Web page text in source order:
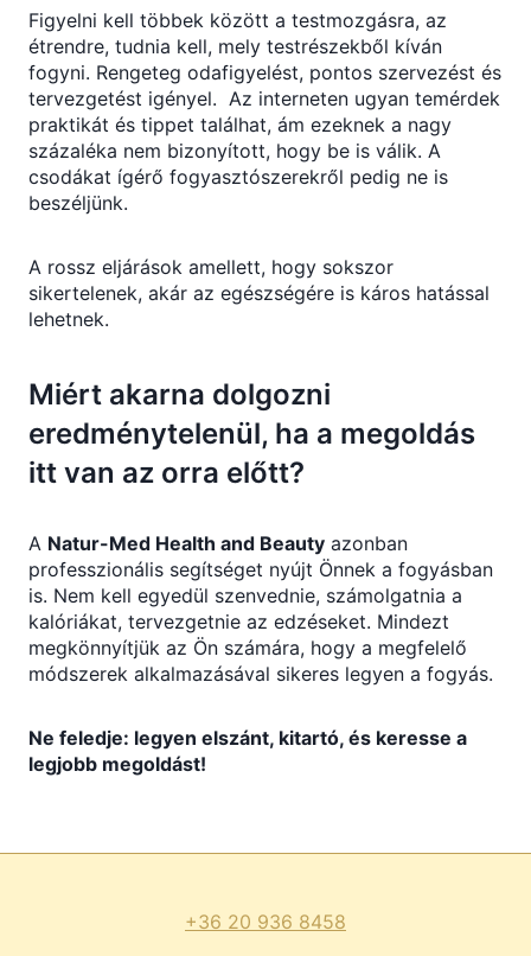
Figyelni kell többek között a testmozgásra, az
étrendre, tudnia kell, mely testrészekből kíván
fogyni. Rengeteg odafigyelést, pontos szervezést és
tervezgetést igényel. Az interneten ugyan temérdek
praktikát és tippet találhat, ám ezeknek a nagy
százaléka nem bizonyított, hogy be is válik. A
csodákat ígérő fogyasztószerekről pedig ne is
beszéljünk.
A rossz eljárások amellett, hogy sokszor
sikertelenek, akár az egészségére is káros hatással
lehetnek.
Miért akarna dolgozni
eredménytelenül, ha a megoldás
itt van az orra előtt?
A Natur-Med Health and Beauty azonban
professzionális segítséget nyújt Önnek a fogyásban
is. Nem kell egyedül szenvednie, számolgatnia a
kalóriákat, tervezgetnie az edzéseket. Mindezt
megkönnyítjük az Ön számára, hogy a megfelelő
módszerek alkalmazásával sikeres legyen a fogyás.
Ne feledje: legyen elszánt, kitartó, és keresse a
legjobb megoldást!
+36 20 936 8458